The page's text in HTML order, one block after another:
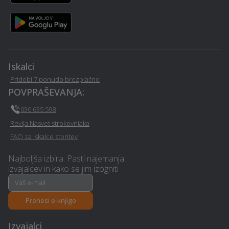
Polaganje laminata -
Kostel
Kamnolom, peskokop -
Kostel
Varovanje - Kostel
Tapetništvo - Kostel
Namestitev - Kostel
Pasji hotel - Kostel
Iskalci
Pridobi 7 ponudb brezplačno
POVPRAŠEVANJA:
030 635 598
Revija Nasvet strokovnjaka
FAQ za iskalce storitev
Najboljša izbira: Pasti najemanja
izvajalcev in kako se jim izogniti
Prenesi e-knjigo
Izvajalci